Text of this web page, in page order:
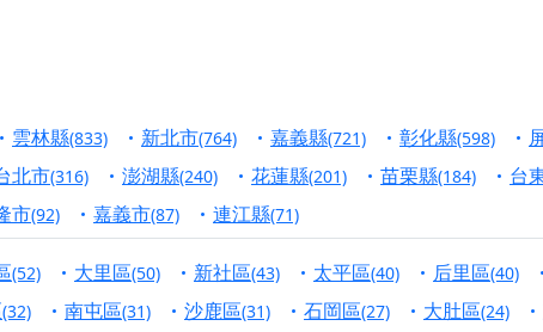
中元普渡大法會，誠邀十方善信大德，一同回到母娘慈悲座
會不只是超薦與普渡，更是一份對祖先的感恩、對親人的思
禮寶懺，一分懺悔植福田，誠邀十方善信大德共同參與。
十方善信大德隨喜贊普，為祖先親眷祈求安息，也為自身與
雲林縣(833) 新北市(764) 嘉義縣(721) 彰化縣(598)
北市(316) 澎湖縣(240) 花蓮縣(201) 苗栗縣(184) 台
市(92) 嘉義市(87) 連江縣(71)
(52) 大里區(50) 新社區(43) 太平區(40) 后里區(40)
(32) 南屯區(31) 沙鹿區(31) 石岡區(27) 大肚區(24)